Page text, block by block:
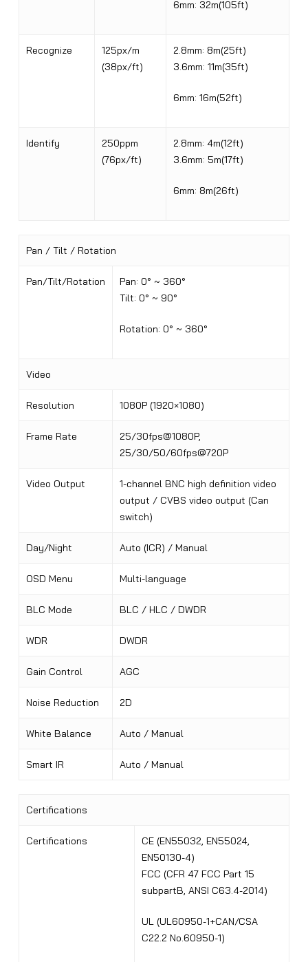
6mm: 32m(105ft)
Recognize
125px/m
(38px/ft)
2.8mm: 8m(25ft)
3.6mm: 11m(35ft)
6mm: 16m(52ft)
Identify
250ppm
(76px/ft)
2.8mm: 4m(12ft)
3.6mm: 5m(17ft)
6mm: 8m(26ft)
Pan / Tilt / Rotation
Pan/Tilt/Rotation
Pan: 0° ~ 360°
Tilt: 0° ~ 90°
Rotation: 0° ~ 360°
Video
Resolution 1080P (1920×1080)
Frame Rate
25/30fps@1080P,
25/30/50/60fps@720P
Video Output
1-channel BNC high definition video
output / CVBS video output (Can
switch)
Day/Night Auto (ICR) / Manual
OSD Menu Multi-language
BLC Mode BLC / HLC / DWDR
WDR DWDR
Gain Control AGC
Noise Reduction 2D
White Balance Auto / Manual
Smart IR Auto / Manual
Certifications
Certifications
CE (EN55032, EN55024,
EN50130-4)
FCC (CFR 47 FCC Part 15
subpartB, ANSI C63.4-2014)
UL (UL60950-1+CAN/CSA
C22.2 No.60950-1)